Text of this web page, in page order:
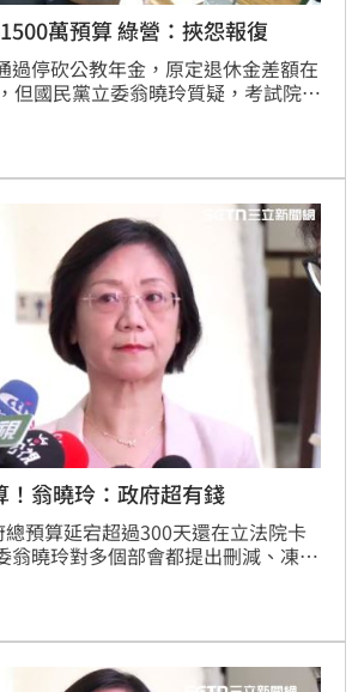
萬預算 綠營：挾怨報復
過停砍公教年金，原定退休金差額在
但國民黨立委翁曉玲質疑，考試院跟
盜行為」，因此她要提案凍結兩機
、貽笑大方。
！翁曉玲：政府超有錢
預算延宕超過300天還在立法院卡
翁曉玲對多個部會都提出刪減、凍結
發113年、114年兩年度退休金差
是不當得利，「更何況我們現在政府
金怎麼可能有破產問題？